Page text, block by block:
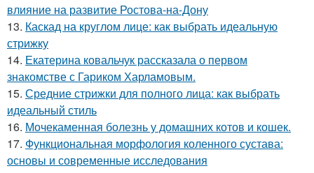
влияние на развитие Ростова-на-Дону
13. Каскад на круглом лице: как выбрать идеальную
стрижку
14. Екатерина ковальчук рассказала о первом
знакомстве с Гариком Харламовым.
15. Средние стрижки для полного лица: как выбрать
идеальный стиль
16. Мочекаменная болезнь у домашних котов и кошек.
17. Функциональная морфология коленного сустава:
основы и современные исследования